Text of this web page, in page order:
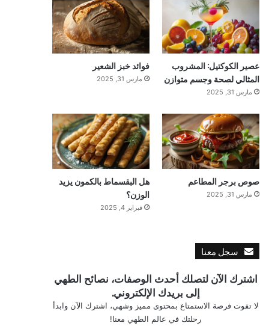
عصير الكوكتيل: المشروب
المثالي لصحة وجسم متوازن
مارس 31, 2025
فوائد خبز الشعير
مارس 31, 2025
صوص برجر المطاعم
مارس 31, 2025
هل البقسماط بالكمون يزيد
الوزن؟
فبراير 4, 2025
سجل معنا
اشترك الآن لتصلك أحدث الوصفات، نصائح الطهي
إلى بريدك الإلكتروني.
لا تفوت فرصة الاستمتاع بمحتوى مميز وشهي، اشترك الآن وابدأ
رحلتك في عالم الطهي معنا!